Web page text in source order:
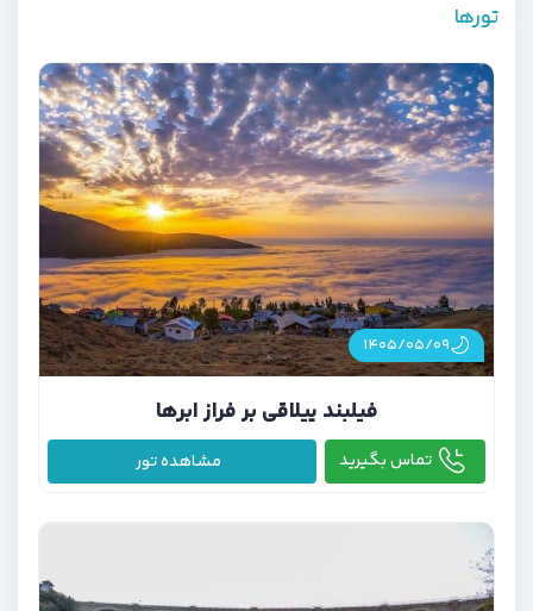
تورها
۱۴۰۵/۰۵/۰۹
فیلبند ییلاقی بر فراز ابرها
تماس بگیرید مشاهده تور